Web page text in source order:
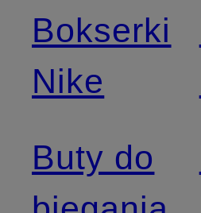
Bokserki
Nike
Buty do